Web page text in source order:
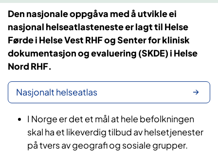
Den nasjonale oppgåva med å utvikle ei
nasjonal helseatlasteneste er lagt til Helse
Førde i Helse Vest RHF og Senter for klinisk
dokumentasjon og evaluering (SKDE) i Helse
Nord RHF.
Nasjonalt helseatlas
I Norge er det et mål at hele befolkningen
skal ha et likeverdig tilbud av helsetjenester
på tvers av geografi og sosiale grupper.